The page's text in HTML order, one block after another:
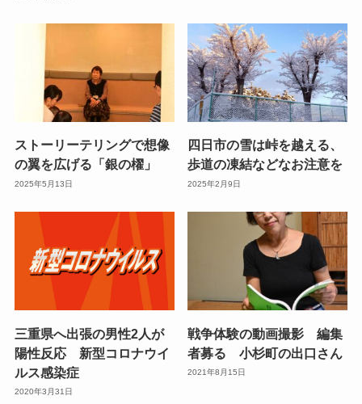
ストーリーテリングで想像
の翼を広げる「銀の櫂」
2025年5月13日
四日市の雪は峠を越える、
歩道の凍結などなお注意を
2025年2月9日
三重県へ出張の男性2人が
陽性反応 新型コロナウイ
ルス感染症
2020年3月31日
戦争体験の動画撮影 編集
者募る 小杉町の出口さん
2021年8月15日